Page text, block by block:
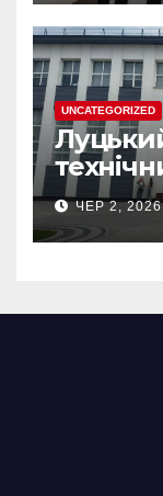
UNCATEGORIZED
ЧЕР 2, 2026